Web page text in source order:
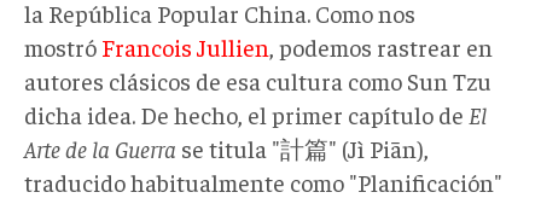
la República Popular China. Como nos
mostró Francois Jullien , podemos rastrear en
autores clásicos de esa cultura como Sun Tzu
dicha idea. De hecho, el primer capítulo de El
Arte de la Guerra se titula "計篇" (Jì Piān),
traducido habitualmente como "Planificación"